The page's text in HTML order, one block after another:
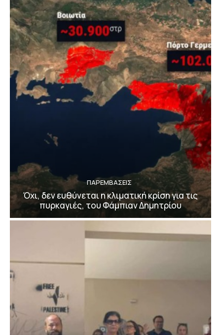
ΠΑΡΕΜΒΑΣΕΙΣ
Όχι, δεν ευθύνεται η κλιματική κρίση για τις
πυρκαγιές, του Φάμπιαν Δημητρίου